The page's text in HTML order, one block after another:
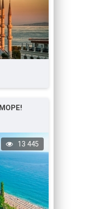
13 445